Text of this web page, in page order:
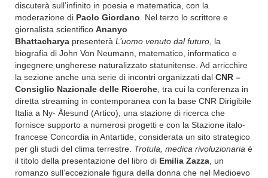
discuterà sull’infinito in poesia e matematica, con la
moderazione di Paolo Giordano . Nel terzo lo scrittore e
giornalista scientifico Ananyo
Bhattacharya presenterà L’uomo venuto dal futuro , la
biografia di John Von Neumann, matematico, informatico e
ingegnere ungherese naturalizzato statunitense. Ad arricchire
la sezione anche una serie di incontri organizzati dal CNR –
Consiglio Nazionale delle Ricerche , tra cui la conferenza in
diretta streaming in contemporanea con la base CNR Dirigibile
Italia a Ny- Ålesund (Artico), una stazione di ricerca che
fornisce supporto a numerosi progetti e con la Stazione italo-
francese Concordia in Antartide, considerata un sito strategico
per gli studi del clima terrestre. Trotula, medica rivoluzionaria è
il titolo della presentazione del libro di Emilia Zazza , un
romanzo sull’eccezionale figura della donna che nel Medioevo